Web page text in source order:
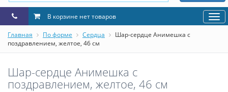
В корзине нет товаров
Главная По форме Сердца
Шар-сердце Анимешка с
поздравлением, желтое, 46 см
Шар-сердце Анимешка с
поздравлением, желтое, 46 см